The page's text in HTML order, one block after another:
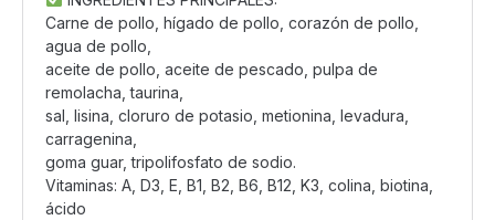
Carne de pollo, hígado de pollo, corazón de pollo,
agua de pollo,
aceite de pollo, aceite de pescado, pulpa de
remolacha, taurina,
sal, lisina, cloruro de potasio, metionina, levadura,
carragenina,
goma guar, tripolifosfato de sodio.
Vitaminas: A, D3, E, B1, B2, B6, B12, K3, colina, biotina,
ácido